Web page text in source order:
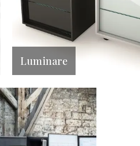
Luminare